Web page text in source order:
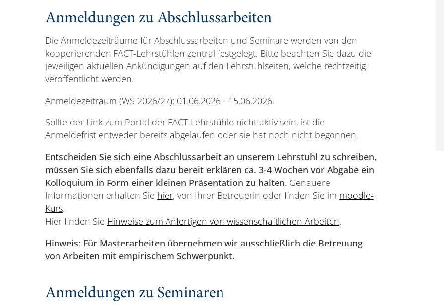
Anmeldungen zu Abschlussarbeiten
Die Anmeldezeiträume für Abschlussarbeiten und Seminare werden von den
kooperierenden FACT-Lehrstühlen zentral festgelegt. Bitte beachten Sie dazu die
jeweiligen aktuellen Ankündigungen auf den Lehrstuhlseiten, welche rechtzeitig
veröffentlicht werden.
Anmeldezeitraum (WS 2026/27): 01.06.2026 - 15.06.2026.
Sollte der Link zum Portal der FACT-Lehrstühle nicht aktiv sein, ist die
Anmeldefrist entweder bereits abgelaufen oder sie hat noch nicht begonnen.
Entscheiden Sie sich eine Abschlussarbeit an unserem Lehrstuhl zu schreiben,
müssen Sie sich ebenfalls dazu bereit erklären ca. 3-4 Wochen vor Abgabe ein
Kolloquium in Form einer kleinen Präsentation zu halten. Genauere
Informationen erhalten Sie hier, von Ihrer Betreuerin oder finden Sie im moodle-
Kurs.
Hier finden Sie Hinweise zum Anfertigen von wissenschaftlichen Arbeiten.
Hinweis: Für Masterarbeiten übernehmen wir ausschließlich die Betreuung
von Arbeiten mit empirischem Schwerpunkt.
Anmeldungen zu Seminaren